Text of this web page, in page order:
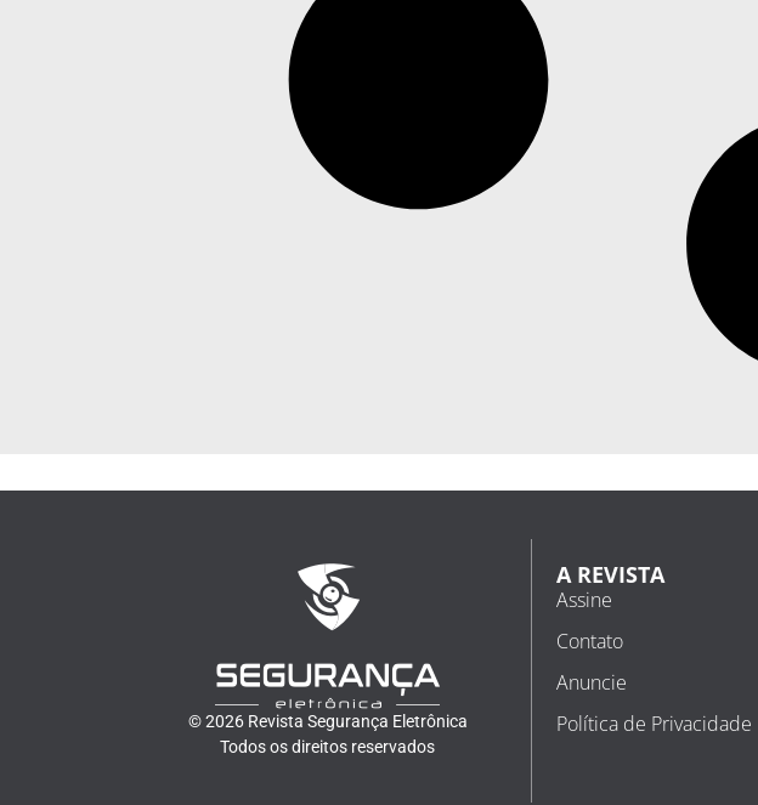
© 2026 Revista Segurança Eletrônica
Todos os direitos reservados
A REVISTA
Assine
Contato
Anuncie
Política de Privacidade